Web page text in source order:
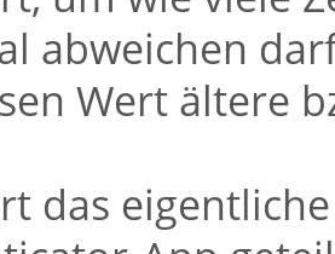
abweichen
Wert ältere
das